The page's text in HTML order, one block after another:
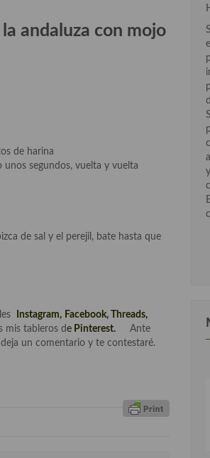
andaluza con mojo
de harina
segundos, vuelta y vuelta
de sal y el perejil, bate hasta que
Instagram, Facebook,
Threads,
mis tableros de Pinterest. Ante
un comentario y te contestaré.